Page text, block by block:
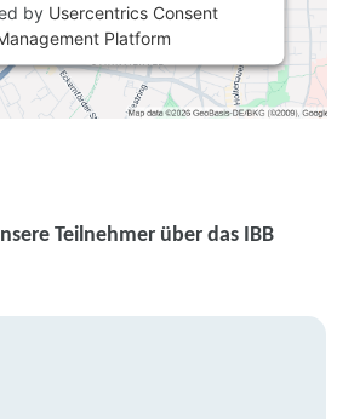
by Usercentrics Consent
Platform
Teilnehmer über das IBB